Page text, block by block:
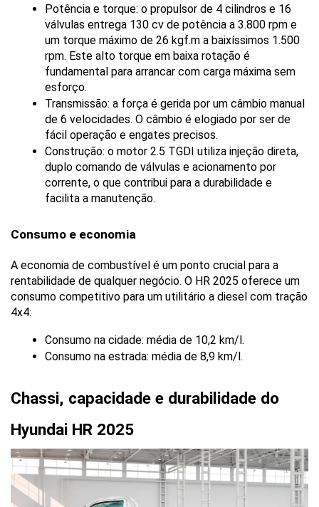
Potência e torque: o propulsor de 4 cilindros e 16
válvulas entrega 130 cv de potência a 3.800 rpm e
um torque máximo de 26 kgf.m a baixíssimos 1.500
rpm. Este alto torque em baixa rotação é
fundamental para arrancar com carga máxima sem
esforço.
Transmissão: a força é gerida por um câmbio manual
de 6 velocidades. O câmbio é elogiado por ser de
fácil operação e engates precisos.
Construção: o motor 2.5 TGDI utiliza injeção direta,
duplo comando de válvulas e acionamento por
corrente, o que contribui para a durabilidade e
facilita a manutenção.
Consumo e economia
A economia de combustível é um ponto crucial para a
rentabilidade de qualquer negócio. O HR 2025 oferece um
consumo competitivo para um utilitário a diesel com tração
4x4:
Consumo na cidade: média de 10,2 km/l.
Consumo na estrada: média de 8,9 km/l.
Chassi, capacidade e durabilidade do
Hyundai HR 2025